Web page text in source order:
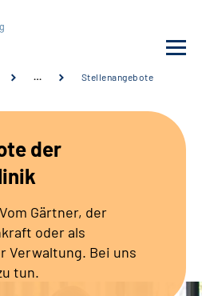
… Stellenangebote
der
Gärtner, der
oder als
Verwaltung. Bei uns
tun.